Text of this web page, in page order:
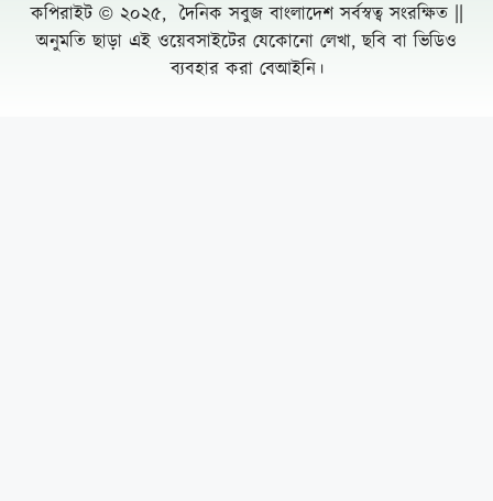
অস্বাভাবিক সম্পদের পাহাড়
Leave a Comment Cancel reply